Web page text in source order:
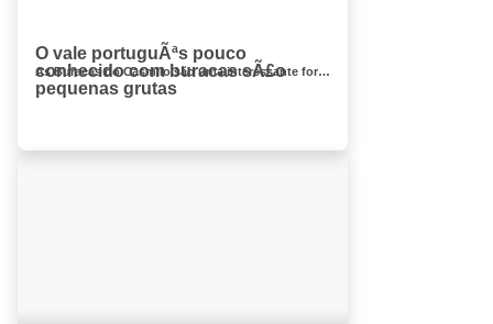
O vale portuguÃªs pouco
conhecido com buracas sÃ£o
pequenas grutas
As Buracas do Casmilo são uma interessante formação geológica que pode ser visitada no concelho de Condeixa-a-Nova, fregue...